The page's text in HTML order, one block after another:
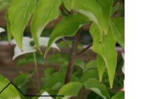
auf.
Die
Optionen
können
auf
der